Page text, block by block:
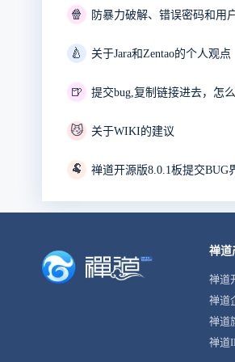
🍿 防暴力破解、错误密码和用
🍐 关于Jara和Zentao的个人观点
🍺
😼 关于WIKI的建议
🐏 禅道开源版8.0.1板提交BUG
禅道
禅道
禅道
禅道
禅道